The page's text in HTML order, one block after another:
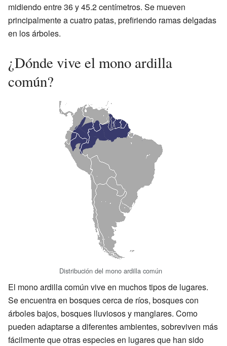
midiendo entre 36 y 45.2 centímetros. Se mueven
principalmente a cuatro patas, prefiriendo ramas delgadas
en los árboles.
¿Dónde vive el mono ardilla
común?
Distribución del mono ardilla común
El mono ardilla común vive en muchos tipos de lugares.
Se encuentra en bosques cerca de ríos, bosques con
árboles bajos, bosques lluviosos y manglares. Como
pueden adaptarse a diferentes ambientes, sobreviven más
fácilmente que otras especies en lugares que han sido